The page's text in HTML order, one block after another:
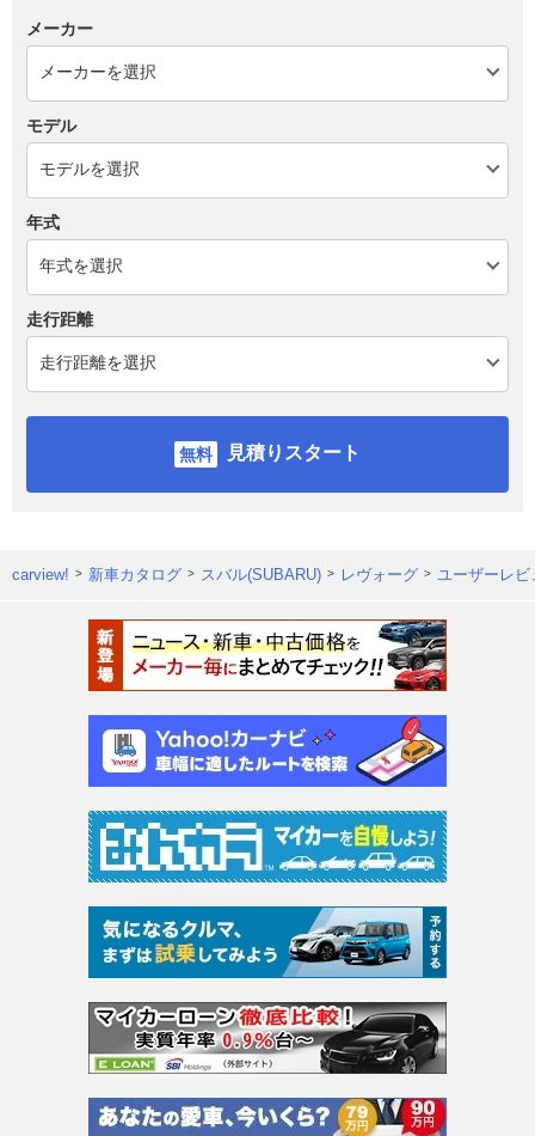
メーカー
モデル
年式
走行距離
見積りスタート
carview! 新車カタログ スバル(SUBARU) レヴォーグ ユーザーレ